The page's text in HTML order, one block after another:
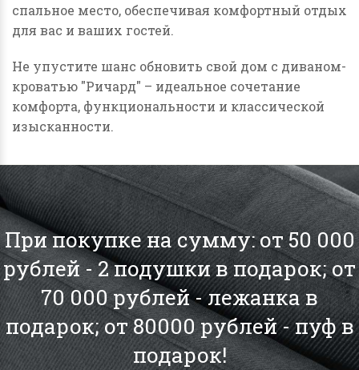
спальное место, обеспечивая комфортный отдых
для вас и ваших гостей.
Не упустите шанс обновить свой дом с диваном-
кроватью "Ричард" – идеальное сочетание
комфорта, функциональности и классической
изысканности.
При покупке на сумму: от 50 000
рублей - 2 подушки в подарок; от
70 000 рублей - лежанка в
подарок; от 80000 рублей - пуф в
подарок!